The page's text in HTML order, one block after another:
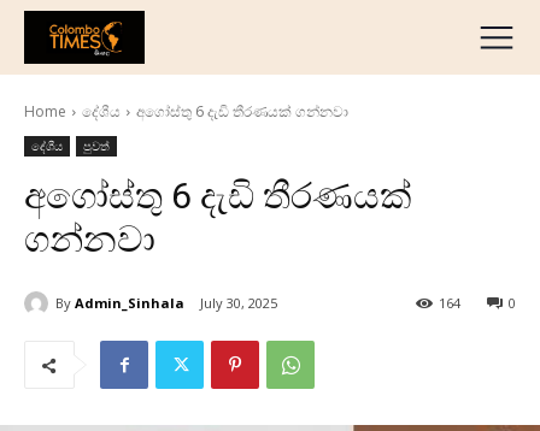
දේශීය
ජාත්‍යන්තර
අධ්‍යාපනික
හෝටල් සහ සංචාරක
English
Home දේශීය අගෝස්තු 6 දැඩි තීරණයක් ගන්නවා
දේශීය පුවත්
අගෝස්තු 6 දැඩි තීරණයක්
ගන්නවා
By Admin_Sinhala July 30, 2025 0
164